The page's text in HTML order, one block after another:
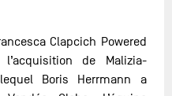
Clapcich Powered
de Malizia-
lequel Boris Herrmann a